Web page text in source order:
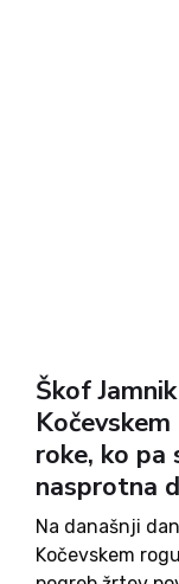
Škof
roke, ko
nasprotna
Na današnji
Kočevskem